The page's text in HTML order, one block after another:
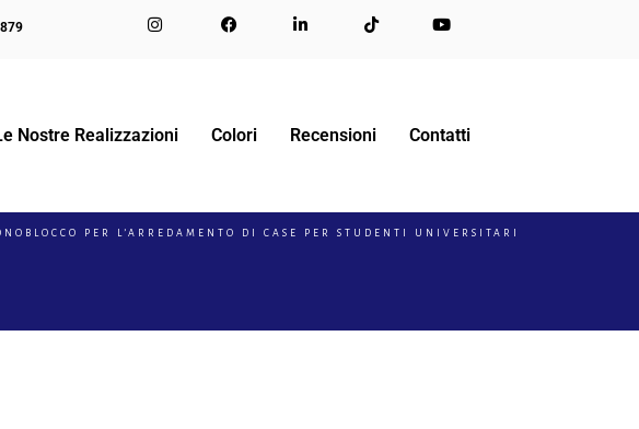
Nostre Realizzazioni Colori Recensioni Contatti
PER L’ARREDAMENTO DI CASE PER STUDENTI UNIVERSITARI